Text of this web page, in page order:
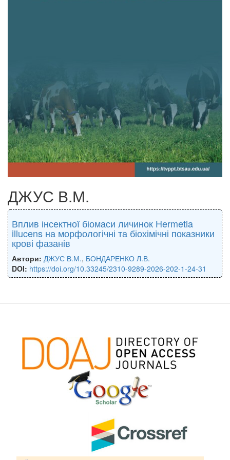
ДЖУС В.М.
Вплив інсектної біомаси личинок Hermetia
illucens на морфологічні та біохімічні показники
крові фазанів
Автори: ДЖУС В.М., БОНДАРЕНКО Л.В.
DOI: https://doi.org/10.33245/2310-9289-2026-202-1-24-31